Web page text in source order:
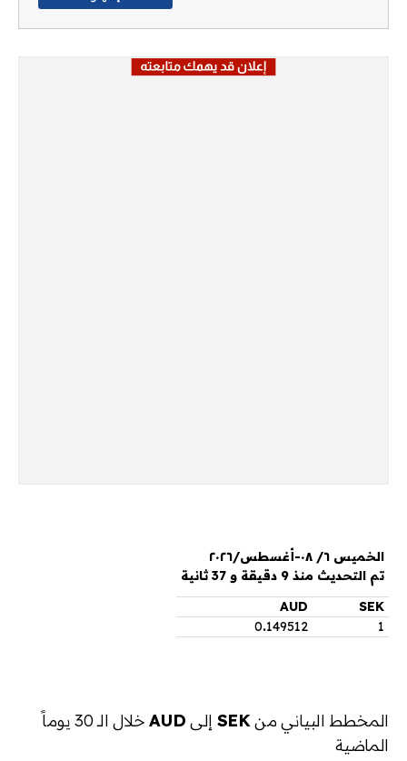
الخميس ٦/ ٠٨-أغسطس/٢٠٢٦
تم التحديث منذ 9 دقيقة و 37 ثانية
SEK
AUD
1
0.149512
المخطط البياني منSEK إلى AUD
خلال الـ 30 يوماً
الماضية